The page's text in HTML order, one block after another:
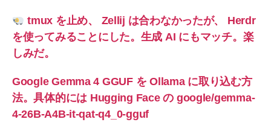
tmux を止め、 Zellij は合わなかったが、 Herdr
を使ってみることにした。生成 AI にもマッチ。楽
しみだ。
Google Gemma 4 GGUF を Ollama に取り込む方
法。具体的には Hugging Face の google/gemma-
4-26B-A4B-it-qat-q4_0-gguf